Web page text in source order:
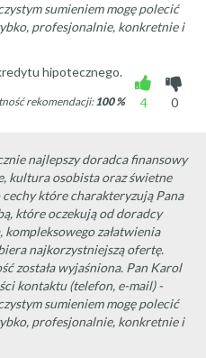
sumieniem mogę polecić
profesjonalnie, konkretnie i
hipotecznego.
4
0
rekomendacji:100%
najlepszy doradca finansowy
kultura osobista oraz świetne
które charakteryzują Pana
które oczekują od doradcy
załatwienia
najkorzystniejszą ofertę.
została wyjaśniona. Pan Karol
kontaktu (telefon, e-mail) -
sumieniem mogę polecić
profesjonalnie, konkretnie i